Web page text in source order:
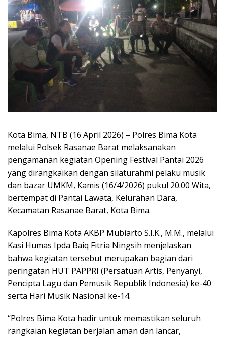
Kota Bima, NTB (16 April 2026) – Polres Bima Kota
melalui Polsek Rasanae Barat melaksanakan
pengamanan kegiatan Opening Festival Pantai 2026
yang dirangkaikan dengan silaturahmi pelaku musik
dan bazar UMKM, Kamis (16/4/2026) pukul 20.00 Wita,
bertempat di Pantai Lawata, Kelurahan Dara,
Kecamatan Rasanae Barat, Kota Bima.
Kapolres Bima Kota AKBP Mubiarto S.I.K., M.M., melalui
Kasi Humas Ipda Baiq Fitria Ningsih menjelaskan
bahwa kegiatan tersebut merupakan bagian dari
peringatan HUT PAPPRI (Persatuan Artis, Penyanyi,
Pencipta Lagu dan Pemusik Republik Indonesia) ke-40
serta Hari Musik Nasional ke-14.
“Polres Bima Kota hadir untuk memastikan seluruh
rangkaian kegiatan berjalan aman dan lancar,